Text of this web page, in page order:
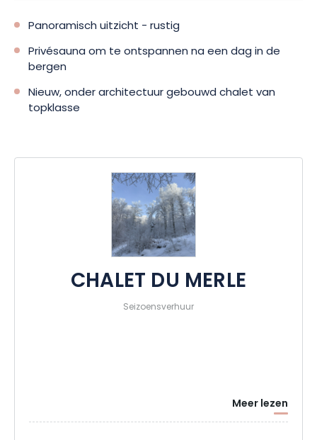
Panoramisch uitzicht - rustig
Privésauna om te ontspannen na een dag in de
bergen
Nieuw, onder architectuur gebouwd chalet van
topklasse
CHALET DU MERLE
Seizoensverhuur
Meer lezen